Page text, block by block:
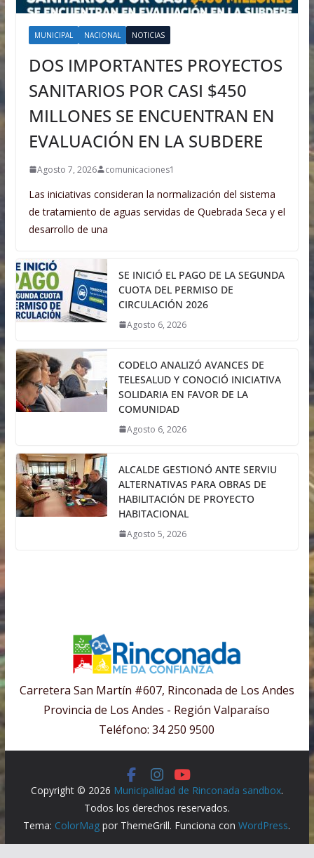
MUNICIPAL NACIONAL NOTICIAS
DOS IMPORTANTES PROYECTOS
SANITARIOS POR CASI $450
MILLONES SE ENCUENTRAN EN
EVALUACIÓN EN LA SUBDERE
Agosto 7, 2026 comunicaciones1
Las iniciativas consideran la normalización del sistema
de tratamiento de aguas servidas de Quebrada Seca y el
desarrollo de una
SE INICIÓ EL PAGO DE LA SEGUNDA
CUOTA DEL PERMISO DE
CIRCULACIÓN 2026
Agosto 6, 2026
CODELO ANALIZÓ AVANCES DE
TELESALUD Y CONOCIÓ INICIATIVA
SOLIDARIA EN FAVOR DE LA
COMUNIDAD
Agosto 6, 2026
ALCALDE GESTIONÓ ANTE SERVIU
ALTERNATIVAS PARA OBRAS DE
HABILITACIÓN DE PROYECTO
HABITACIONAL
Agosto 5, 2026
Carretera San Martín #607, Rinconada de Los Andes
Provincia de Los Andes - Región Valparaíso
Teléfono: 34 250 9500
Copyright © 2026 Municipalidad de Rinconada sandbox.
Todos los derechos reservados.
Tema: ColorMag por ThemeGrill. Funciona conWordPress.